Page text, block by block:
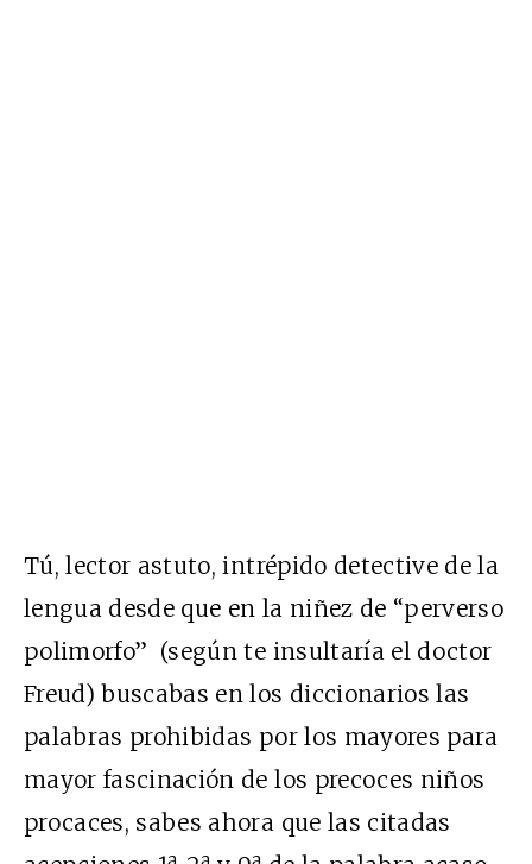
Tú, lector astuto, intrépido detective de la
lengua desde que en la niñez de “perverso
polimorfo” (según te insultaría el doctor
Freud) buscabas en los diccionarios las
palabras prohibidas por los mayores para
mayor fascinación de los precoces niños
procaces, sabes ahora que las citadas